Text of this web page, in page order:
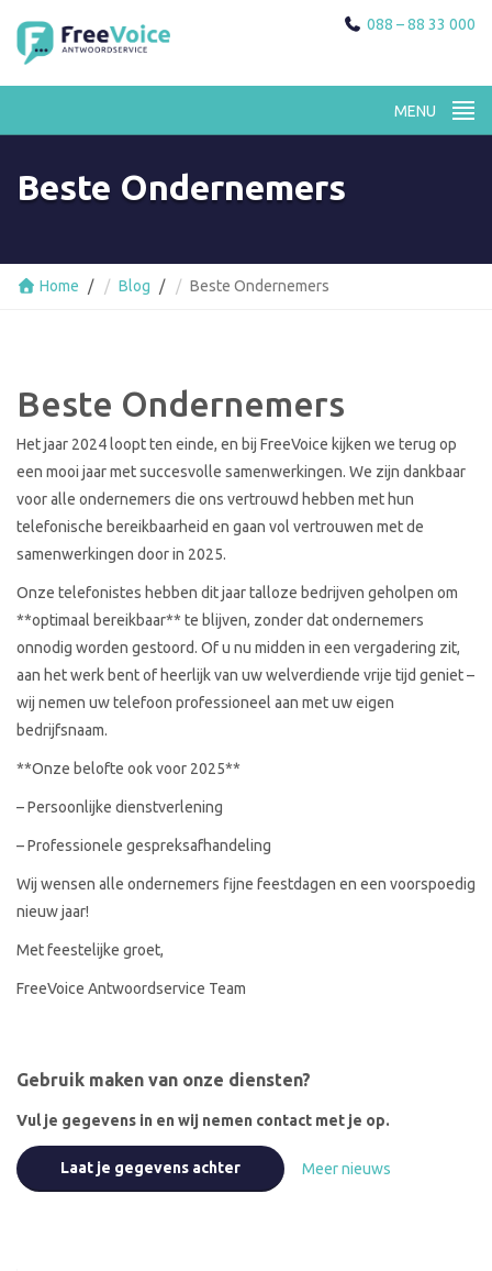
088 – 88 33 000
Beste Ondernemers
Home Blog Beste Ondernemers
Beste Ondernemers
Het jaar 2024 loopt ten einde, en bij FreeVoice kijken we terug op
een mooi jaar met succesvolle samenwerkingen. We zijn dankbaar
voor alle ondernemers die ons vertrouwd hebben met hun
telefonische bereikbaarheid en gaan vol vertrouwen met de
samenwerkingen door in 2025.
Onze telefonistes hebben dit jaar talloze bedrijven geholpen om
**optimaal bereikbaar** te blijven, zonder dat ondernemers
onnodig worden gestoord. Of u nu midden in een vergadering zit,
aan het werk bent of heerlijk van uw welverdiende vrije tijd geniet –
wij nemen uw telefoon professioneel aan met uw eigen
bedrijfsnaam.
**Onze belofte ook voor 2025**
– Persoonlijke dienstverlening
– Professionele gespreksafhandeling
Wij wensen alle ondernemers fijne feestdagen en een voorspoedig
nieuw jaar!
Met feestelijke groet,
FreeVoice Antwoordservice Team
Gebruik maken van onze diensten?
Vul je gegevens in en wij nemen contact met je op.
Laat je gegevens achter Meer nieuws